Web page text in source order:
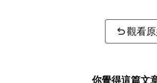
觀看
你覺得這篇文